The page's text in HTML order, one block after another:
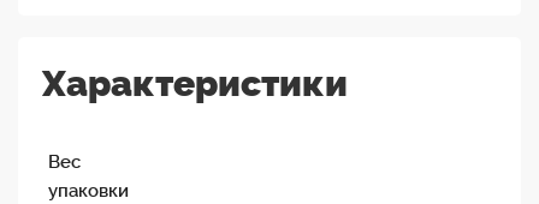
Характеристики
Вес
упаковки